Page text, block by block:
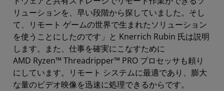
リューションを、早い段階から探していました。そし
て、リモート ゲームの世界で生まれたソリューション
を使うことにしたのです」と Knerrich Rubin 氏は説明
します。また、仕事を確実にこなすために
AMD Ryzen™ Threadripper™ PRO プロセッサも頼り
にしています。リモート システムに最適であり、膨大
な量のビデオ映像を迅速に処理できるからです。